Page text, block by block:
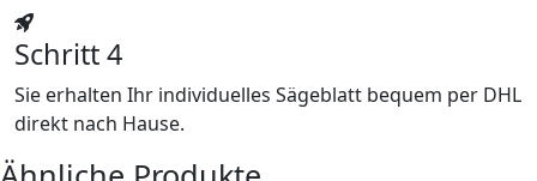
Schritt 4
Sie erhalten Ihr individuelles Sägeblatt bequem per DHL
direkt nach Hause.